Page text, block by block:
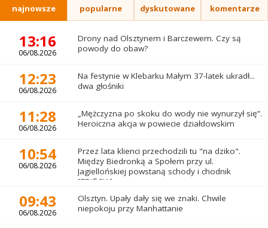
najnowsze popularne dyskutowane komentarze
13:16
06/08.2026
Drony nad Olsztynem i Barczewem. Czy są
powody do obaw?
12:23
06/08.2026
Na festynie w Klebarku Małym 37-latek ukradł...
dwa głośniki
11:28
06/08.2026
„Mężczyzna po skoku do wody nie wynurzył się”.
Heroiczna akcja w powiecie działdowskim
10:54
06/08.2026
Przez lata klienci przechodzili tu "na dziko".
Między Biedronką a Społem przy ul.
Jagiellońskiej powstaną schody i chodnik
[ZDJĘCIA]
09:43
06/08.2026
Olsztyn. Upały dały się we znaki. Chwile
niepokoju przy Manhattanie